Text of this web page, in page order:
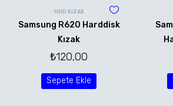
HDD KIZAK
Samsung R620 Harddisk
Kızak
₺120,00
Sepete Ekle